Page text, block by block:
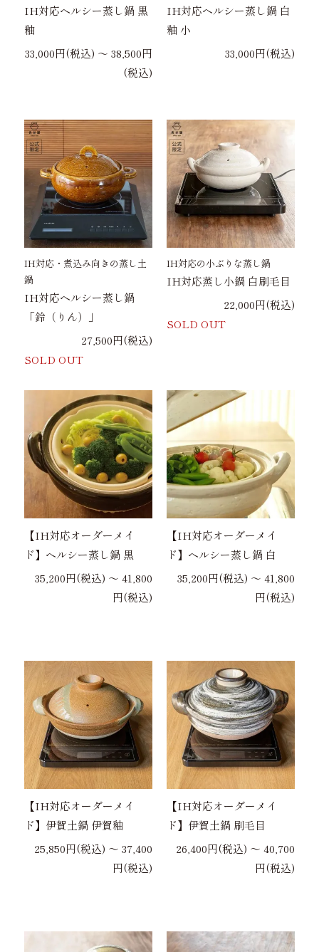
IH対応ヘルシー蒸し鍋 黒
釉
33,000円(税込) 〜 38,500円
(税込)
IH対応ヘルシー蒸し鍋 白
釉 小
33,000円(税込)
IH対応・煮込み向きの蒸し土
鍋
IH対応ヘルシー蒸し鍋
「鈴（りん）」
27,500円(税込)
SOLD OUT
IH対応の小ぶりな蒸し鍋
IH対応蒸し小鍋 白刷毛目
22,000円(税込)
SOLD OUT
【IH対応オーダーメイ
ド】ヘルシー蒸し鍋 黒
35,200円(税込) 〜 41,800
円(税込)
【IH対応オーダーメイ
ド】ヘルシー蒸し鍋 白
35,200円(税込) 〜 41,800
円(税込)
【IH対応オーダーメイ
ド】伊賀土鍋 伊賀釉
25,850円(税込) 〜 37,400
円(税込)
【IH対応オーダーメイ
ド】伊賀土鍋 刷毛目
26,400円(税込) 〜 40,700
円(税込)